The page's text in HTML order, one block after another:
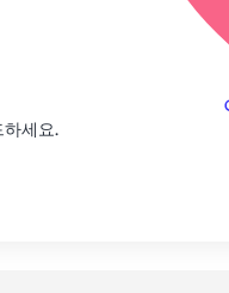
하세요.